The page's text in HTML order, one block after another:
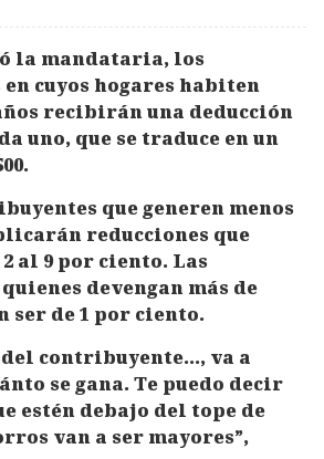
la mandataria, los
cuyos hogares habiten
recibirán una deducción
uno, que se traduce en un
que generen menos
reducciones que
al 9 por ciento. Las
devengan más de
ser de 1 por ciento.
del contribuyente…, va a
se gana. Te puedo decir
estén debajo del tope de
van a ser mayores”,